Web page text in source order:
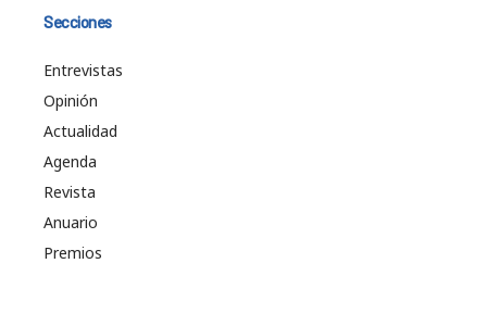
Secciones
Entrevistas
Opinión
Actualidad
Agenda
Revista
Anuario
Premios